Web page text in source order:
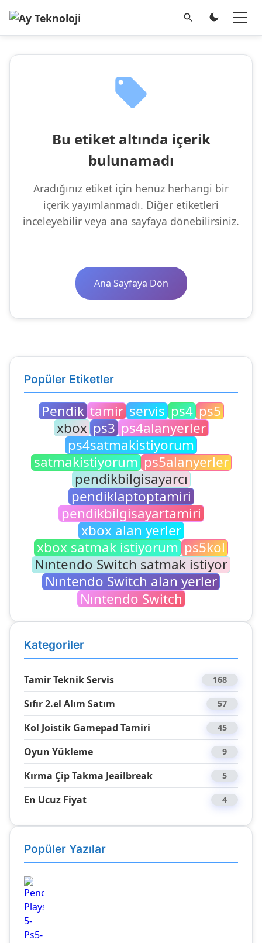
Bu etiket altında içerik
bulunamadı
Aradığınız etiket için henüz herhangi bir
içerik yayımlanmadı. Diğer etiketleri
inceleyebilir veya ana sayfaya dönebilirsiniz.
Ana Sayfaya Dön
Popüler Etiketler
Pendik tamir servis ps4 ps5
xbox ps3 ps4alanyerler
ps4satmakistiyorum
satmakistiyorum ps5alanyerler
pendikbilgisayarcı
pendiklaptoptamiri
pendikbilgisayartamiri
xbox alan yerler
xbox satmak istiyorum ps5kol
Nıntendo Switch satmak istiyor
Nıntendo Switch alan yerler
Nıntendo Switch
Kategoriler
Tamir Teknik Servis 168
Sıfır 2.el Alım Satım 57
Kol Joistik Gamepad Tamiri 45
Oyun Yükleme 9
Kırma Çip Takma Jeailbreak 5
En Ucuz Fiyat 4
Popüler Yazılar